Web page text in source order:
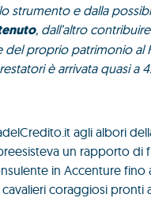
strumento e dalla
, dall’altro
proprio patrimonio al
è arrivata quasi a
agli albori
un rapporto di
in Accenture fino
coraggiosi pronti